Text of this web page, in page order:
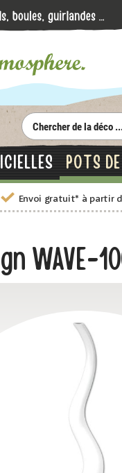
POTS
Envoi gratuit* à partir
WAVE-